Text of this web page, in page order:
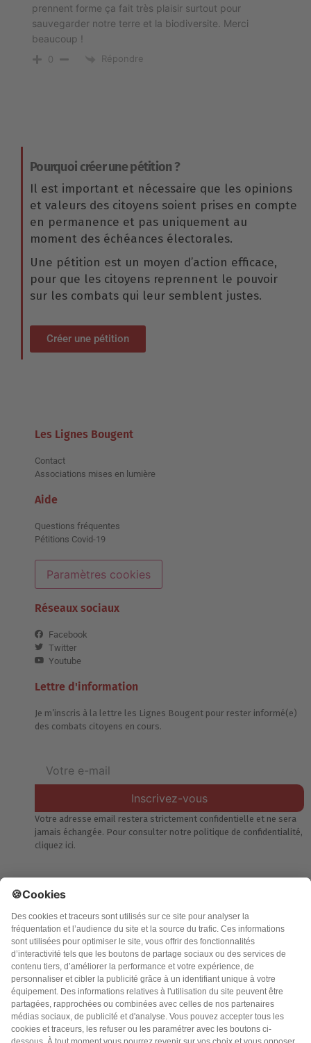
prennent forme ça fait très plaisir surtout pour
sauvegarder notre terre et la biodiversite. Merci
beaucoup !
0 Répondre
Pourquoi créer une pétition ?
Il est important et nécessaire que les opinions
et valeurs des citoyens soient prises en compte
en permanence et pas uniquement au
moment des échéances électorales.
Une pétition est un moyen d’action efficace,
pour que les citoyens reprennent le pouvoir
sur les combats qui leur semblent justes.
Créer une pétition
Les Lignes Bougent
Contact
Associations mises en lumière
Aide
Questions fréquentes
Pétitions Covid-19
Paramètres cookies
Réseaux sociaux
Facebook
Twitter
Youtube
Lettre d'information
Je m’inscris à la lettre les Lignes Bougent pour rester informé(e)
des combats citoyens en cours.
Inscrivez-vous
Votre adresse email restera strictement confidentielle et ne sera
jamais échangée. Pour consulter notre politique de confidentialité,
cliquez ici.
Accueil
Politique de confidentialité
Charte des contenus
Cookies